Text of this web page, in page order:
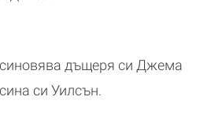
дъщеря си Джема
си Уилсън.